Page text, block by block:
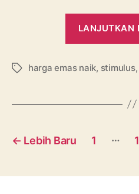
LANJUTKAN
Tag harga emas naik, stimulus
Navigasi
← Lebih Baru 1 …